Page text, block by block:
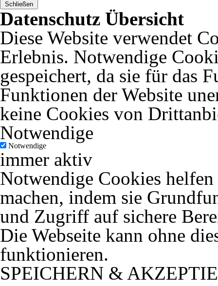
Schließen
Datenschutz Übersicht
Diese Website verwendet
Erlebnis. Notwendige
gespeichert, da sie für das
Funktionen der Website
keine Cookies von
Notwendige
Notwendige
immer aktiv
Notwendige Cookies
machen, indem sie
und Zugriff auf sichere
Die Webseite kann ohne
funktionieren.
SPEICHERN &